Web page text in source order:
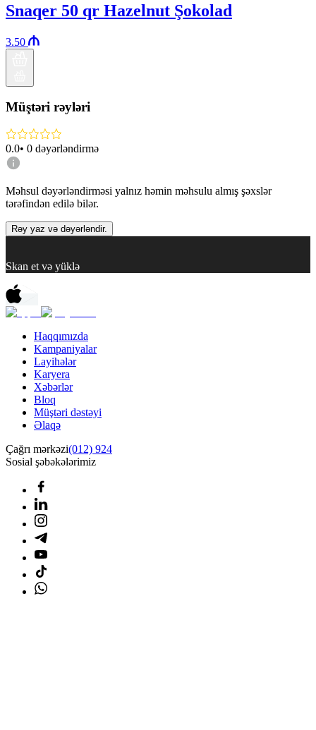
Snaqer 50 qr Hazelnut Şokolad
3.50
Müştəri rəyləri
0.0• 0 dəyərləndirmə
Məhsul dəyərləndirməsi yalnız həmin məhsulu almış şəxslər
tərəfindən edilə bilər.
Rəy yaz və dəyərləndir.
Skan et və yüklə
Haqqımızda
Kampaniyalar
Layihələr
Karyera
Xəbərlər
Bloq
Müştəri dəstəyi
Əlaqə
Çağrı mərkəzi(012) 924
Sosial şəbəkələrimiz